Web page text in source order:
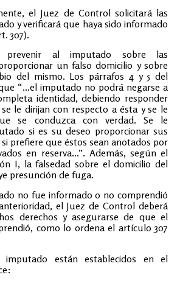
el Juez de Control solicitará las
y verificará que haya sido informado
307).
prevenir al imputado sobre las
un falso domicilio y sobre
del mismo. Los párrafos 4 y 5 del
“...el imputado no podrá negarse a
identidad, debiendo responder
le dirijan con respecto a ésta y se le
se conduzca con verdad. Se le
si es su deseo proporcionar sus
prefiere que éstos sean anotados por
en reserva...”. Además, según el
I, la falsedad sobre el domicilio del
presunción de fuga.
no fue informado o no comprendió
el Juez de Control deberá
derechos y asegurarse de que el
como lo ordena el artículo 307
imputado están establecidos en el